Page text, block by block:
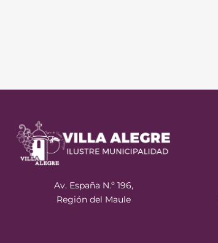
Av. España N.º 196,
Región del Maule